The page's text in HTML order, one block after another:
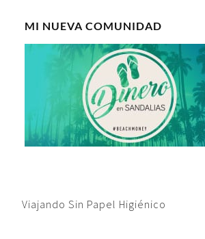
MI NUEVA COMUNIDAD
Viajando Sin Papel Higiénico